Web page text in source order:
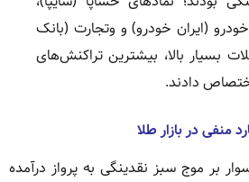
(ایران خودرو) و وتجارت (بانک
بسیار بالا، بیشترین تراکنش‌های
اختصاص دادند.
منفی در بازار طلا
بر موج سبز نقدینگی به پرواز درآمده